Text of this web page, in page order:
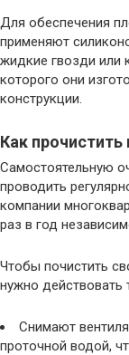
Для обеспечения
применяют
жидкие гвозди или
которого они
конструкции.
Как
Самостоятельную
проводить
компании
раз в год
Чтобы почистить
нужно действовать
Снимают
проточной водой,